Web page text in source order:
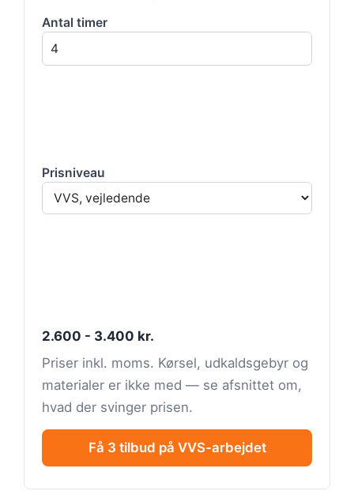
Antal timer
Prisniveau
2.600 - 3.400 kr.
Priser inkl. moms. Kørsel, udkaldsgebyr og
materialer er ikke med — se afsnittet om,
hvad der svinger prisen.
Få 3 tilbud på VVS-arbejdet